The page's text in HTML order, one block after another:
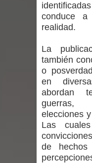
de
por
Maule
Talca
conduce
realidad.
La
también
o
en
abordan
guerras,
elecciones
Las
de